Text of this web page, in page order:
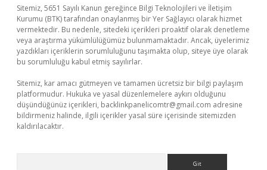
Sitemiz, 5651 Sayılı Kanun gereğince Bilgi Teknolojileri ve İletişim
Kurumu (BTK) tarafından onaylanmış bir Yer Sağlayıcı olarak hizmet
vermektedir. Bu nedenle, sitedeki içerikleri proaktif olarak denetleme
veya araştırma yükümlülüğümüz bulunmamaktadır. Ancak, üyelerimiz
yazdıkları içeriklerin sorumluluğunu taşımakta olup, siteye üye olarak
bu sorumluluğu kabul etmiş sayılırlar.
Sitemiz, kar amacı gütmeyen ve tamamen ücretsiz bir bilgi paylaşım
platformudur. Hukuka ve yasal düzenlemelere aykırı olduğunu
düşündüğünüz içerikleri, backlinkpanelicomtr@gmail.com adresine
bildirmeniz halinde, ilgili içerikler yasal süre içerisinde sitemizden
kaldırılacaktır.